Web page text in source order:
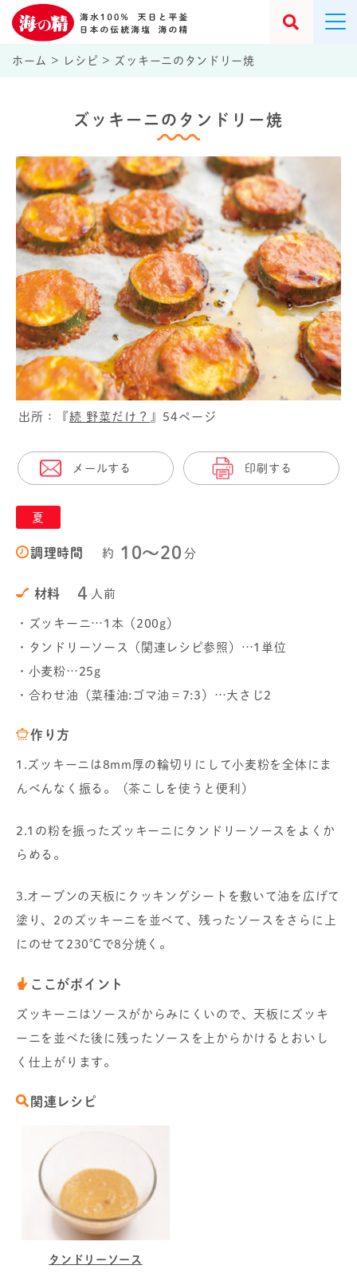
ホーム > レシピ > ズッキーニのタンドリー焼
ズッキーニのタンドリー焼
出所：『続 野菜だけ？ 』54ページ
メールする 印刷する
夏
調理時間 約 10〜20 分
材料 4 人前
・ズッキーニ…1本（200g）
・タンドリーソース（関連レシピ参照）…1単位
・小麦粉…25g
・合わせ油（菜種油:ゴマ油＝7:3）…大さじ2
作り方
1.ズッキーニは8mm厚の輪切りにして小麦粉を全体にま
んべんなく振る。（茶こしを使うと便利）
2.1の粉を振ったズッキーニにタンドリーソースをよくか
らめる。
3.オーブンの天板にクッキングシートを敷いて油を広げて
塗り、2のズッキーニを並べて、残ったソースをさらに上
にのせて230℃で8分焼く。
ここがポイント
ズッキーニはソースがからみにくいので、天板にズッキ
ーニを並べた後に残ったソースを上からかけるとおいし
く仕上がります。
関連レシピ
タンドリーソース